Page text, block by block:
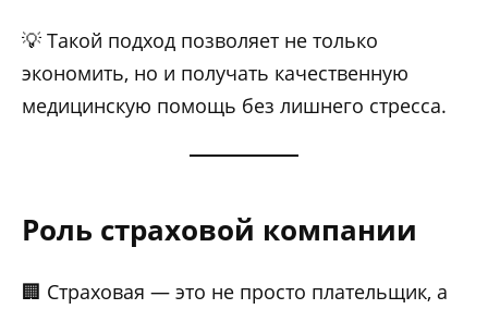
💡 Такой подход позволяет не только
экономить, но и получать качественную
медицинскую помощь без лишнего стресса.
Роль страховой компании
🏢 Страховая — это не просто плательщик, а